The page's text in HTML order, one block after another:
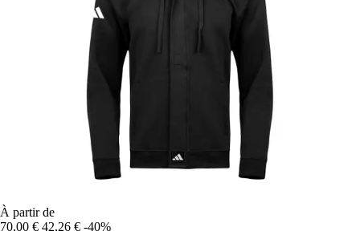
À partir de
70,00 € 42,26 € -40%